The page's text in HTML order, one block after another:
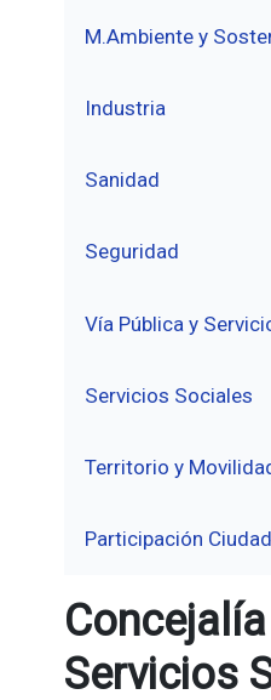
M.Ambiente y
Industria
Sanidad
Seguridad
Vía Pública y
Servicios Sociales
Territorio y
Participación
Servicios